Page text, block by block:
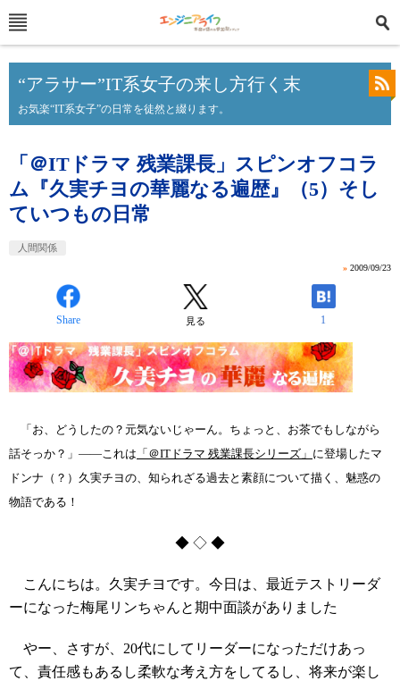
“アラサー”IT系女子の来し方行く末
お気楽“IT系女子”の日常を徒然と綴ります。
「＠ITドラマ 残業課長」スピンオフコラ
ム『久実チヨの華麗なる遍歴』（5）そし
ていつもの日常
人間関係
» 2009/09/23
Share 見る 1
「お、どうしたの？元気ないじゃーん。ちょっと、お茶でもしながら
話そっか ？」 ――これは 「＠ITドラマ 残業課長シリーズ」 に登場したマ
ドンナ（？）久実チヨの、知られざる過去と素顔について描く、魅惑の
物語である！
◆ ◇ ◆
こんにちは。久実チヨです。今日は、最近テストリーダ
ーになった梅尾リンちゃんと期中面談がありました
やー、さすが、20代にしてリーダーになっただけあっ
て、責任感もあるし柔軟な考え方をしてるし、将来が楽し